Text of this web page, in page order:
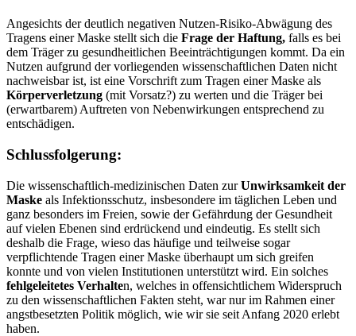
Angesichts der deutlich negativen Nutzen-Risiko-Abwägung des
Tragens einer Maske stellt sich die Frage der Haftung, falls es bei
dem Träger zu gesundheitlichen Beeinträchtigungen kommt. Da ein
Nutzen aufgrund der vorliegenden wissenschaftlichen Daten nicht
nachweisbar ist, ist eine Vorschrift zum Tragen einer Maske als
Körperverletzung (mit Vorsatz?) zu werten und die Träger bei
(erwartbarem) Auftreten von Nebenwirkungen entsprechend zu
entschädigen.
Schlussfolgerung:
Die wissenschaftlich-medizinischen Daten zurUnwirksamkeit der
Maske als Infektionsschutz, insbesondere im täglichen Leben und
ganz besonders im Freien, sowie der Gefährdung der Gesundheit
auf vielen Ebenen sind erdrückend und eindeutig. Es stellt sich
deshalb die Frage, wieso das häufige und teilweise sogar
verpflichtende Tragen einer Maske überhaupt um sich greifen
konnte und von vielen Institutionen unterstützt wird. Ein solches
fehlgeleitetes Verhalten, welches in offensichtlichem Widerspruch
zu den wissenschaftlichen Fakten steht, war nur im Rahmen einer
angstbesetzten Politik möglich, wie wir sie seit Anfang 2020 erlebt
haben.